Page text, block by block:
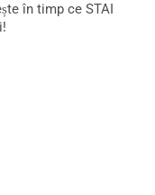
în timp ce STAI